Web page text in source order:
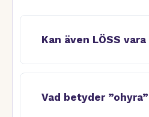
Kan även LÖSS
Vad betyder